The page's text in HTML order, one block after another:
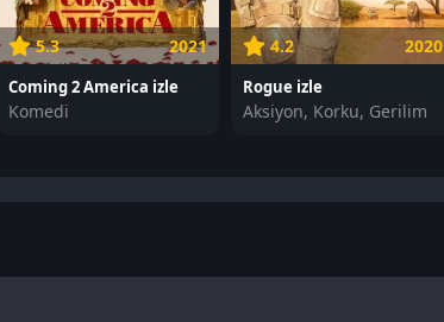
5.3 2021
Coming 2 America izle
Komedi
4.2 2020
Rogue izle
Aksiyon, Korku, Gerilim